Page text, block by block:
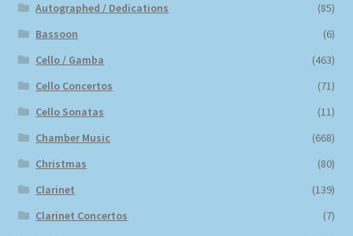
Autographed / Dedications
(85)
Bassoon
(6)
Cello / Gamba
(463)
Cello Concertos
(71)
Cello Sonatas
(11)
Chamber Music
(668)
Christmas
(80)
Clarinet
(139)
Clarinet Concertos
(7)